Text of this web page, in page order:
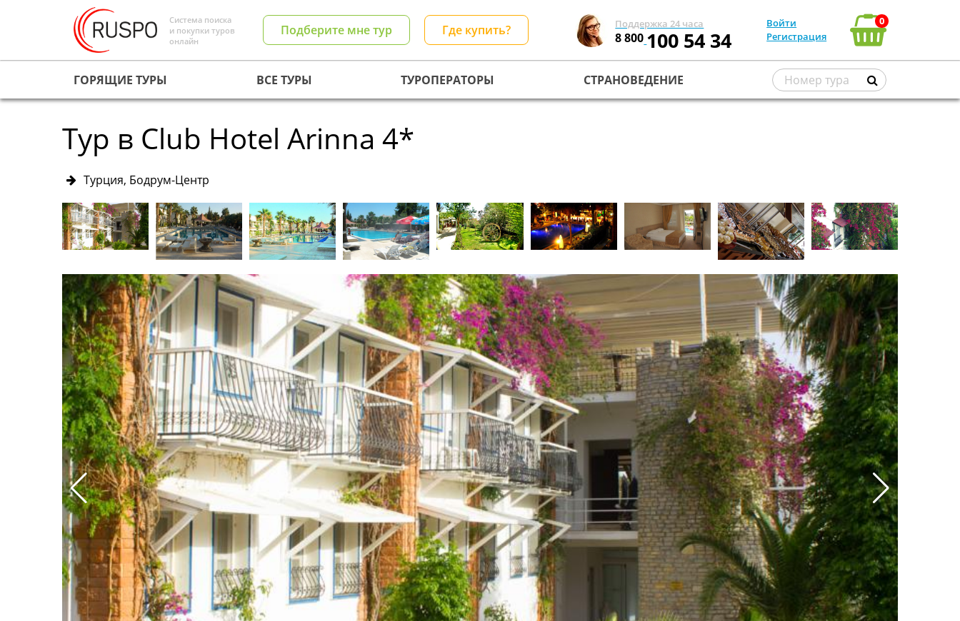
Система поиска
и покупки туров
онлайн
Подберите мне тур Где купить? Поддержка 24 часа
8 800100 54 34
Войти
Регистрация
0
ГОРЯЩИЕ ТУРЫ ВСЕ ТУРЫ ТУРОПЕРАТОРЫ СТРАНОВЕДЕНИЕ
Тур в Club Hotel Arinna 4*
Турция, Бодрум-Центр